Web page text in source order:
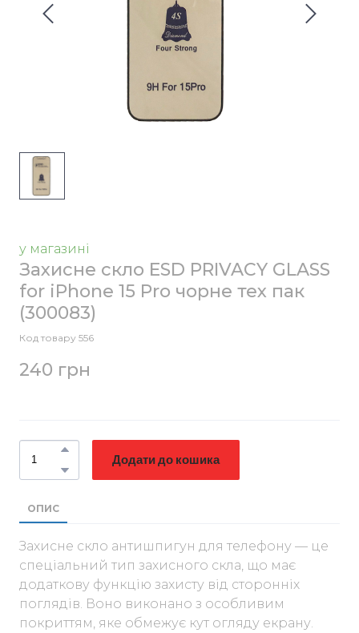
у магазині
Захисне скло ESD PRIVACY GLASS
for iPhone 15 Pro чорне тех пак
(300083)
Код товару 556
240 грн
Додати до кошика
ОПИС
Захисне скло антишпигун для телефону — це
спеціальний тип захисного скла, що має
додаткову функцію захисту від сторонніх
поглядів. Воно виконано з особливим
покриттям, яке обмежує кут огляду екрану.